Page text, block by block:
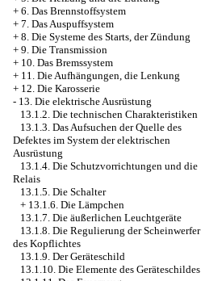
+ 6. Das Brennstoffsystem
+ 7. Das Auspuffsystem
+ 8. Die Systeme des Starts, der Zündung
+ 9. Die Transmission
+ 10. Das Bremssystem
+ 11. Die Aufhängungen, die Lenkung
+ 12. Die Karosserie
- 13. Die elektrische Ausrüstung
13.1.2. Die technischen Charakteristiken
13.1.3. Das Aufsuchen der Quelle des
Defektes im System der elektrischen
Ausrüstung
13.1.4. Die Schutzvorrichtungen und die
Relais
13.1.5. Die Schalter
+ 13.1.6. Die Lämpchen
13.1.7. Die äußerlichen Leuchtgeräte
13.1.8. Die Regulierung der Scheinwerfer
des Kopflichtes
13.1.9. Der Geräteschild
13.1.10. Die Elemente des Geräteschildes